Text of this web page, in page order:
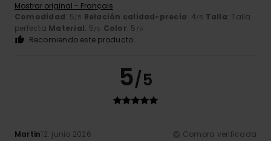
Mostrar original - Français
Comodidad: 5/5 Relación calidad-precio: 4/5 Talla: Talla
perfecta Material: 5/5 Color: 5 /5
Recomiendo este producto
5/5
Martin12. junio 2026
Compra verificada